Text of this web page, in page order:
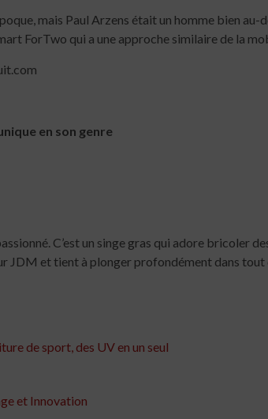
mais Paul Arzens était un homme bien
ForTwo qui a une approche similaire de la
en son genre
C’est un singe gras qui adore bricoler
JDM et tient à plonger profondément dans tout
de sport, des UV en un seul
et Innovation